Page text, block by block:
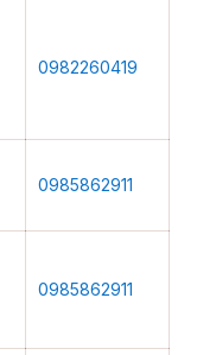
0982260419
0985862911
0985862911